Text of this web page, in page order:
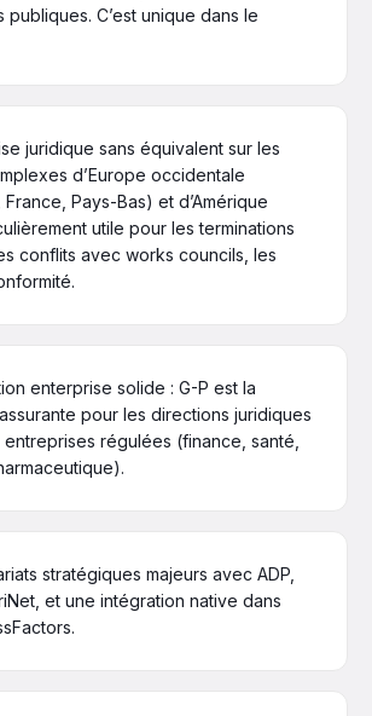
publiques. C’est unique dans le
juridique sans équivalent sur les
d’Europe occidentale
France, Pays-Bas) et d’Amérique
utile pour les terminations
conflits avec works councils, les
enterprise solide : G-P est la
pour les directions juridiques
régulées (finance, santé,
stratégiques majeurs avec ADP,
et une intégration native dans